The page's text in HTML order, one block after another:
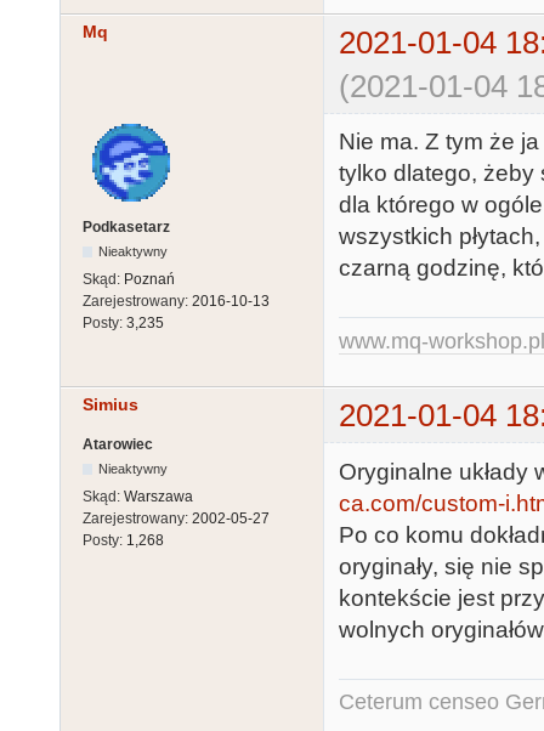
Mq
2021-01-04
(2021-01-04
Podkasetarz
Nieaktywny
Skąd: Poznań
Zarejestrowany: 2016-10-13
Posty: 3,235
Nie ma. Z tym że
tylko dlatego, żeby
dla którego w
wszystkich
czarną godzinę,
www.mq-workshop.pl
Simius 2021-01-04
Atarowiec
Nieaktywny
Skąd: Warszawa
Zarejestrowany: 2002-05-27
Posty: 1,268
Oryginalne
ca.com/custom-
Po co komu
oryginały, się nie
kontekście jest
wolnych
Ceterum censeo